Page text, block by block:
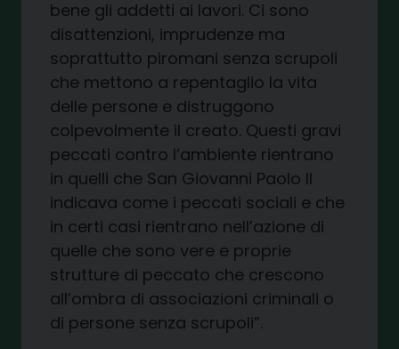
bene gli addetti ai lavori. Ci sono
disattenzioni, imprudenze ma
soprattutto piromani senza scrupoli
che mettono a repentaglio la vita
delle persone e distruggono
colpevolmente il creato. Questi gravi
peccati contro l’ambiente rientrano
in quelli che San Giovanni Paolo II
indicava come i peccati sociali e che
in certi casi rientrano nell’azione di
quelle che sono vere e proprie
strutture di peccato che crescono
all’ombra di associazioni criminali o
di persone senza scrupoli”.